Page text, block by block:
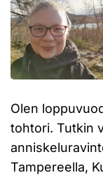
Olen
tohtori. Tutkin
Tampereella,